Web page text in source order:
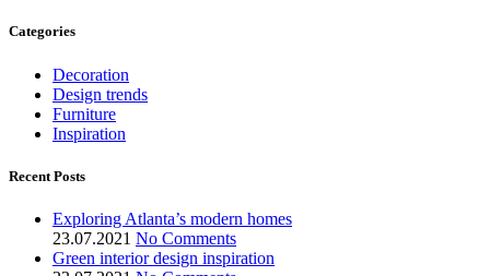
Categories
Decoration
Design trends
Furniture
Inspiration
Recent Posts
Exploring Atlanta’s modern homes
23.07.2021 No Comments
Green interior design inspiration